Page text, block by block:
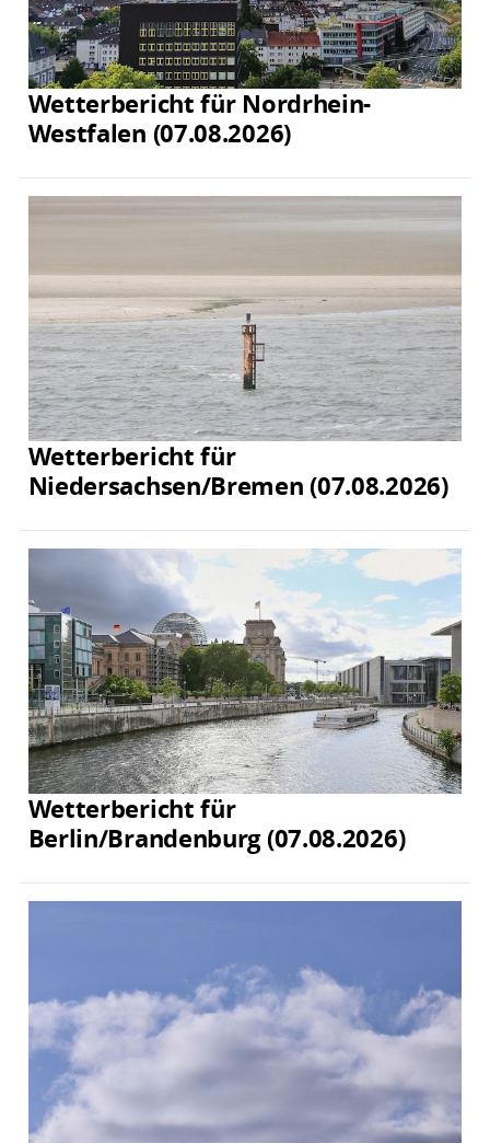
Wetterbericht für Nordrhein-
Westfalen (07.08.2026)
Wetterbericht für
Niedersachsen/Bremen (07.08.2026)
Wetterbericht für
Berlin/Brandenburg (07.08.2026)